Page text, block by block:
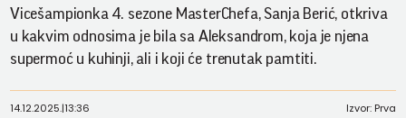
Vicešampionka 4. sezone MasterChefa, Sanja Berić, otkriva
u kakvim odnosima je bila sa Aleksandrom, koja je njena
supermoć u kuhinji, ali i koji će trenutak pamtiti.
14.12.2025.|13:36 Izvor: Prva